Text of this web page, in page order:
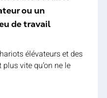
ou un
de travail
élévateurs et des
vite qu’on ne le